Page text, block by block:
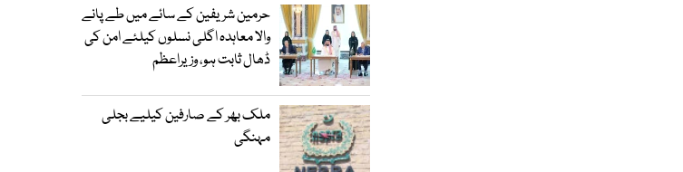
حرمین شریفین کے سائے میں طے پانے
والا معاہدہ اگلی نسلوں کیلئے امن کی
ڈھال ثابت ہو، وزیراعظم
ملک بھر کے صارفین کیلیے بجلی
مہنگی